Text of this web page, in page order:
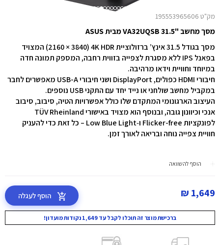
מק"ט 195553965606
מסך מחשב "31.5 VA32UQSB מבית ASUS
מסך בגודל ‎31.5‎ אינץ’ ברזולוציית ‎4K HDR‎ ‏(3840‏ ×‏ 2160) המצויד
בפאנל ‏IPS‏ ללא מסגרת לצפייה בזווית רחבה, המספק תמונה חדה
במיוחד וחוויית וידאו מרהיבה.
חיבורי ‏HDMI‏ כפולים, ‏DisplayPort‏ ושני חיבורי ‏USB-A‏ מאפשרים לחבר
במקביל מחשב שולחני או נייד יחד עם התקני ‏USB‏ נוספים.
העיצוב הארגונומי המתקדם שלו כולל אפשרויות הטיה, סיבוב, סיבוב
לפונקציות ‏Flicker-free‏ ו‑‏Low Blue Light‏ – כל זאת כדי להעניק
חוויית צפייה נוחה ובריאה לאורך זמן.
הוסף להשוואה
1,649 ₪ הוסף לעגלה
ברכישת מוצר זה תוכלו לקבל עד 1,649 נקודות מועדון!